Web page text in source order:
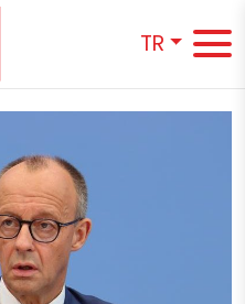
TR